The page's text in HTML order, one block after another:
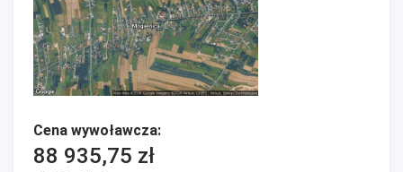
Cena wywoławcza:
88 935,75 zł